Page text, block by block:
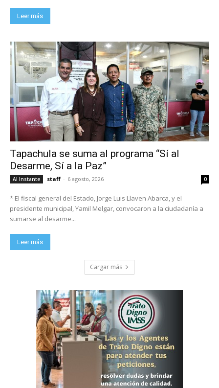
Leer más
Tapachula se suma al programa “Sí al
Desarme, Sí a la Paz”
Al Instante staff - 6 agosto, 2026 0
* El fiscal general del Estado, Jorge Luis Llaven Abarca, y el
presidente municipal, Yamil Melgar, convocaron a la ciudadanía a
sumarse al desarme...
Leer más
Cargar más